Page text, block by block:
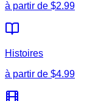
à partir de $2.99
Histoires
à partir de $4.99